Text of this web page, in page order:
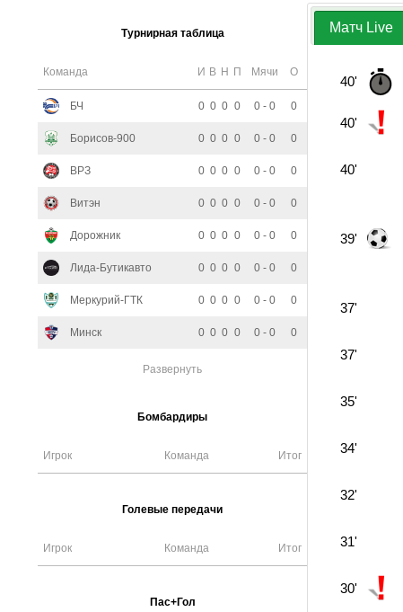
Турнирная таблица
Команда И В Н П Мячи О
БЧ 0 0 0 0 0 - 0 0
Борисов-900 0 0 0 0 0 - 0 0
ВРЗ 0 0 0 0 0 - 0 0
Витэн 0 0 0 0 0 - 0 0
Дорожник 0 0 0 0 0 - 0 0
Лида-Бутикавто 0 0 0 0 0 - 0 0
Меркурий-ГТК 0 0 0 0 0 - 0 0
Минск 0 0 0 0 0 - 0 0
Развернуть
Бомбардиры
Игрок Команда Итог
Голевые передачи
Игрок Команда Итог
Пас+Гол
Матч Live
40'
40'
40'
39'
37'
37'
35'
34'
32'
31'
30'